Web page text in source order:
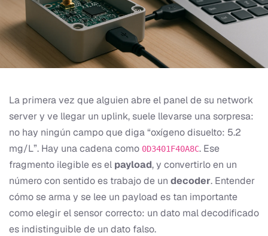
La primera vez que alguien abre el panel de su network
server y ve llegar un uplink, suele llevarse una sorpresa:
no hay ningún campo que diga “oxígeno disuelto: 5.2
mg/L”. Hay una cadena como 0D3401F40A8C. Ese
fragmento ilegible es el payload, y convertirlo en un
número con sentido es trabajo de un decoder. Entender
cómo se arma y se lee un payload es tan importante
como elegir el sensor correcto: un dato mal decodificado
es indistinguible de un dato falso.